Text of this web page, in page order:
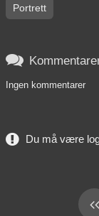
Portrett

Ingen kommentarer
Du må være